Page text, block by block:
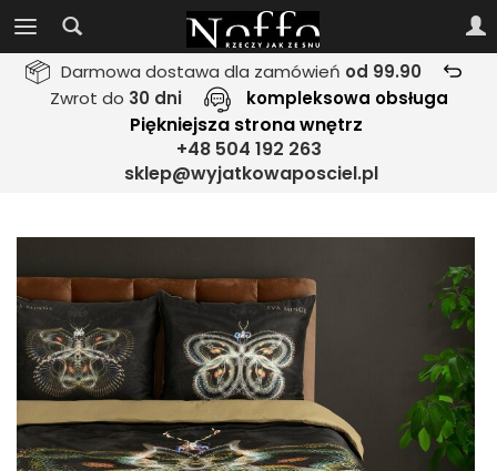
Darmowa dostawa dla zamówień od 99.90
Zwrot do 30 dni kompleksowa obsługa
Piękniejsza strona wnętrz
+48 504 192 263
sklep@wyjatkowaposciel.pl